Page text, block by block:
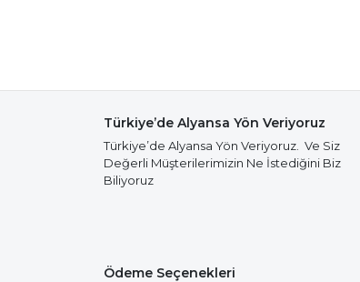
Türkiye’de Alyansa Yön Veriyoruz
Türkiye’de Alyansa Yön Veriyoruz. Ve Siz
Değerli Müşterilerimizin Ne İstediğini Biz
Biliyoruz
Ödeme Seçenekleri